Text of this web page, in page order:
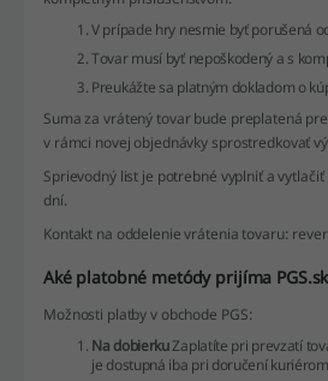
V prípade hry nesmie byť porušená
Tovar musí byť nepoškodený a s
Preukážte sa platným dokladom o
Suma za vrátený tovar bude preplatená
v rámci novej objednávky sprostredkovať
Sprievodný list je potrebné vyplniť a
dní.
Kontakt na oddelenie vrátenia tovaru:
Aké platobné metódy prijíma
Možnosti platby v obchode PGS:
Na dobierkuZaplatíte pri prevzatí
je dostupná iba pri doručení